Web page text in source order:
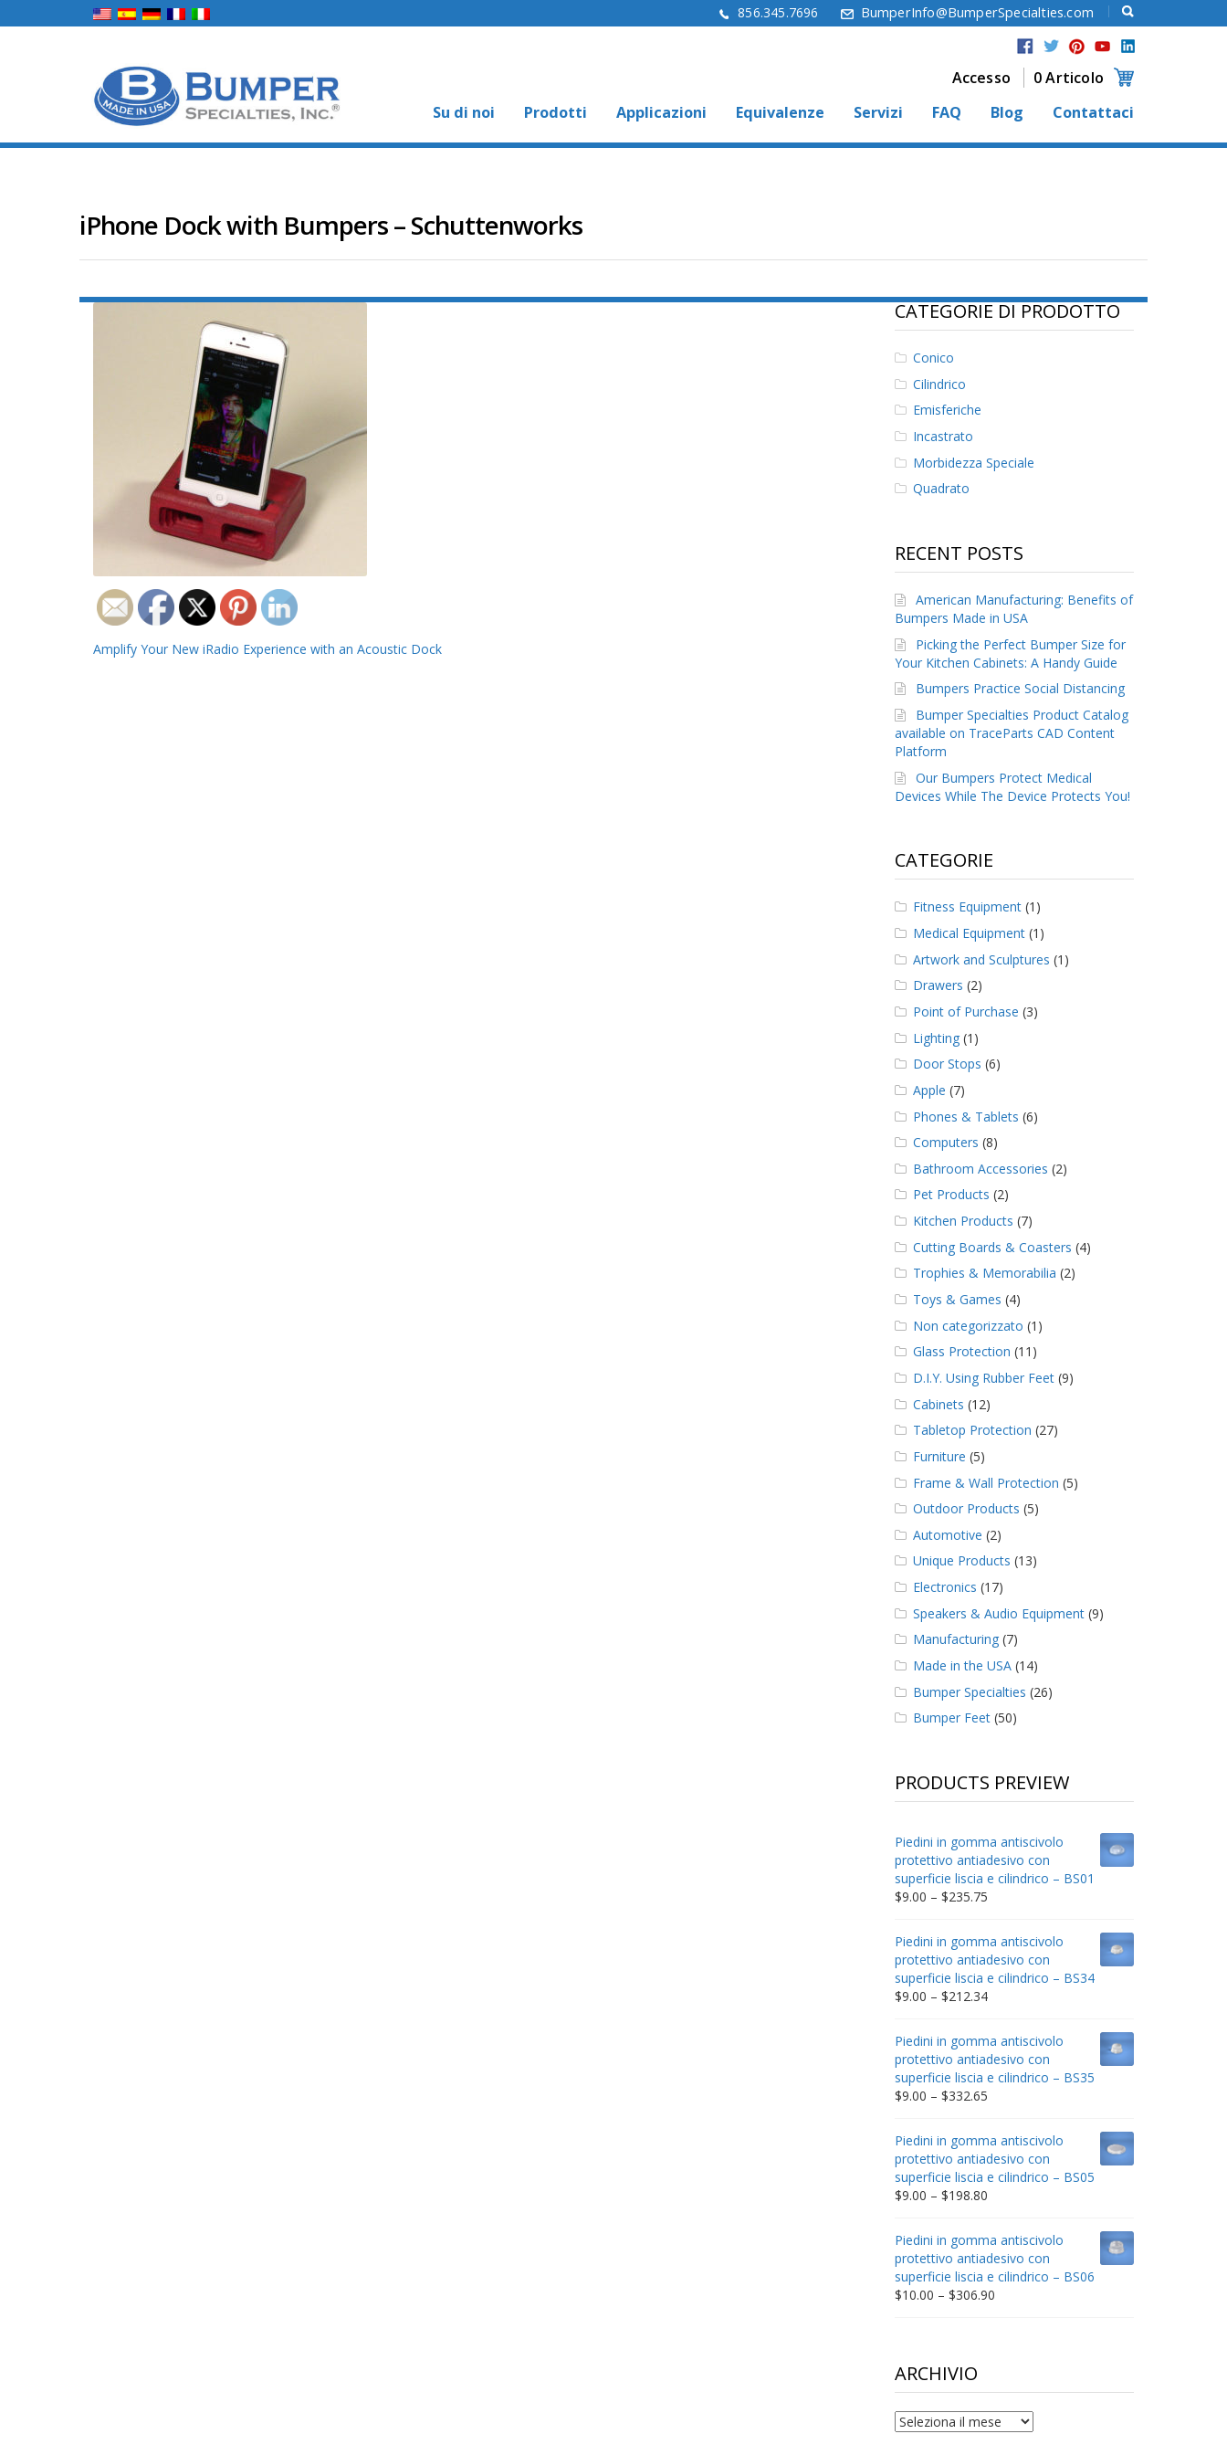
856.345.7696 BumperInfo@BumperSpecialties.com
Accesso
0 Articolo
Su di noi
Prodotti Applicazioni Equivalenze Servizi FAQ Blog Contattaci
iPhone Dock with Bumpers – Schuttenworks
Navigazione
Amplify Your New iRadio Experience with an Acoustic Dock
CATEGORIE DI PRODOTTO
Conico
Cilindrico
Emisferiche
Incastrato
Morbidezza Speciale
Quadrato
RECENT POSTS
American Manufacturing: Benefits of
Bumpers Made in USA
Picking the Perfect Bumper Size for
Your Kitchen Cabinets: A Handy Guide
Bumpers Practice Social Distancing
Bumper Specialties Product Catalog
available on TraceParts CAD Content
Platform
Our Bumpers Protect Medical
Devices While The Device Protects You!
CATEGORIE
Fitness Equipment(1)
Medical Equipment(1)
Artwork and Sculptures (1)
Drawers (2)
Point of Purchase (3)
Lighting(1)
Door Stops (6)
Apple (7)
Phones & Tablets (6)
Computers (8)
Bathroom Accessories (2)
Pet Products (2)
Kitchen Products (7)
Cutting Boards & Coasters (4)
Trophies & Memorabilia (2)
Toys & Games (4)
Non categorizzato (1)
Glass Protection (11)
D.I.Y. Using Rubber Feet(9)
Cabinets (12)
Tabletop Protection (27)
Furniture (5)
Frame & Wall Protection (5)
Outdoor Products (5)
Automotive (2)
Unique Products (13)
Electronics (17)
Speakers & Audio Equipment(9)
Manufacturing(7)
Made in the USA(14)
Bumper Specialties (26)
Bumper Feet(50)
PRODUCTS PREVIEW
Piedini in gomma antiscivolo
protettivo antiadesivo con
superficie liscia e cilindrico – BS01
$9.00 – $235.75Price
through
$235.75
Piedini in gomma antiscivolo
protettivo antiadesivo con
superficie liscia e cilindrico – BS34
$9.00 – $212.34Price
through
$212.34
Piedini in gomma antiscivolo
protettivo antiadesivo con
superficie liscia e cilindrico – BS35
$9.00 – $332.65Price
through
$332.65
Piedini in gomma antiscivolo
protettivo antiadesivo con
superficie liscia e cilindrico – BS05
$9.00 – $198.80Price
through
$198.80
Piedini in gomma antiscivolo
protettivo antiadesivo con
superficie liscia e cilindrico – BS06
$10.00 – $306.90Price
ARCHIVIO
archivio